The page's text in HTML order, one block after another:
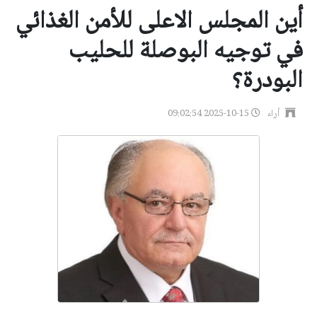
أين المجلس الاعلى للأمن الغذائي
في توجيه البوصلة للحليب
البودرة؟
أراء